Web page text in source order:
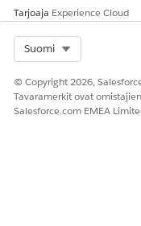
Tarjoaja Experience Cloud
Suomi
© Copyright 2026,
Tavaramerkit ovat
Salesforce.com EMEA